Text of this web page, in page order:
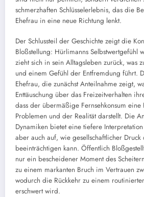
schmerzhaften Schlüsselerlebnis, das die
Ehefrau in eine neue Richtung lenkt.
Der Schlussteil der Geschichte zeigt die
Bloßstellung: Hürlimanns Selbstwertgefühl
zieht sich in sein Alltagsleben zurück, was
und einem Gefühl der Entfremdung führt.
Ehefrau, die zunächst Anteilnahme zeigt,
Enttäuschung über das Freizeitverhalten
dass der übermäßige Fernsehkonsum
Problemen und der Realität darstellt. Die
Dynamiken bietet eine tiefere
aber auch auf, wie gesellschaftlicher Druck
beeinträchtigen kann. Öffentlich
nur ein bescheidener Moment des
zu einem markanten Bruch im Vertrauen
wodurch die Rückkehr zu einem
erschwert wird.